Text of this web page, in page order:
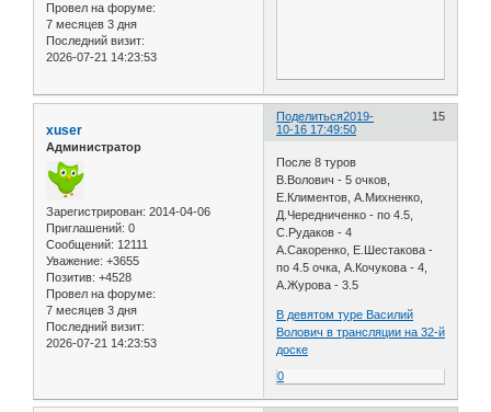
Провел на форуме:
7 месяцев 3 дня
Последний визит:
2026-07-21 14:23:53
Поделиться 15
2019-
10-16 17:49:50
xuser
Администратор
Зарегистрирован: 2014-04-06
Приглашений: 0
Сообщений: 12111
Уважение: +3655
Позитив: +4528
Провел на форуме:
7 месяцев 3 дня
Последний визит:
2026-07-21 14:23:53
После 8 туров
В.Волович - 5 очков,
Е.Климентов, А.Михненко,
Д.Чередниченко - по 4.5,
С.Рудаков - 4
А.Сакоренко, Е.Шестакова -
по 4.5 очка, А.Кочукова - 4,
А.Журова - 3.5
В девятом туре Василий
Волович в трансляции на 32-й
доске
0